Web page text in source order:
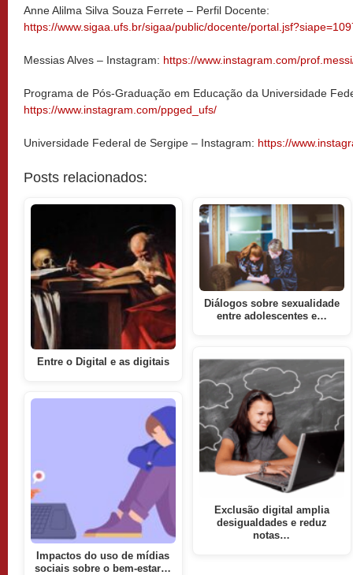
Anne Alilma Silva Souza Ferrete – Perfil Docente:
https://www.sigaa.ufs.br/sigaa/public/docente/
Messias Alves – Instagram: https://www.instagram.com/
Programa de Pós-Graduação em Educação da Universidade
https://www.instagram.com/ppged_ufs/
Universidade Federal de Sergipe – Instagram: https://
Posts relacionados:
Entre o Digital e as digitais
Impactos do uso de mídias
sociais sobre o bem-estar…
Diálogos sobre sexualidade
entre adolescentes e…
Exclusão digital amplia
desigualdades e reduz
notas…